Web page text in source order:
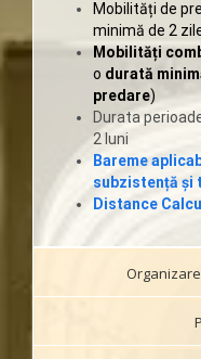
Mobilități de
minimă de 2
Mobilități
o durată
predare)
Durata
2 luni
Bareme
subzistență și
Distance